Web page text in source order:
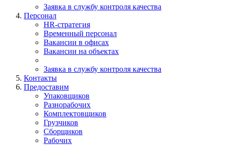
Заявка в службу контроля качества
Персонал
HR-стратегия
Временный персонал
Вакансии в офисах
Вакансии на объектах
Заявка в службу контроля качества
Контакты
Предоставим
Упаковщиков
Разнорабочих
Комплектовщиков
Грузчиков
Сборщиков
Рабочих